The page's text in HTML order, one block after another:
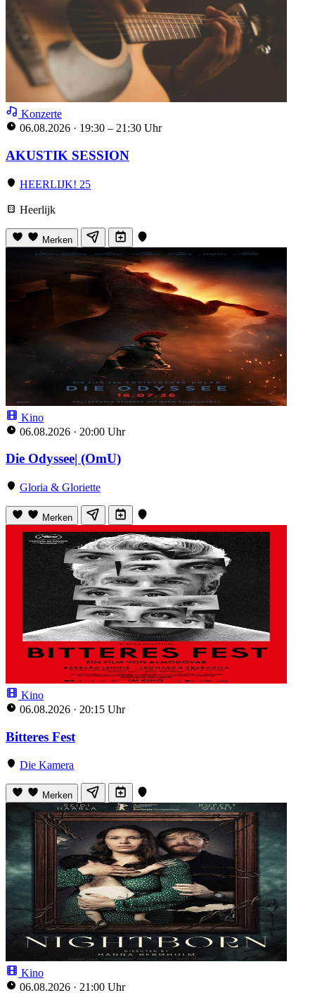
Konzerte
06.08.2026 · 19:30 – 21:30 Uhr
AKUSTIK SESSION
HEERLIJK! 25
Heerlijk
Merken
Kino
06.08.2026 · 20:00 Uhr
Die Odyssee| (OmU)
Gloria & Gloriette
Merken
Kino
06.08.2026 · 20:15 Uhr
Bitteres Fest
Die Kamera
Merken
Kino
06.08.2026 · 21:00 Uhr